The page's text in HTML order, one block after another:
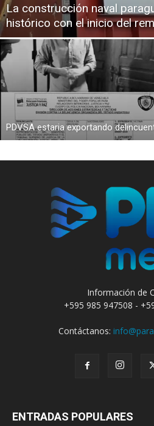
La construcción naval
histórico con el inicio del
PDVSA estaria exportando
Información de
+595 985 947508 -
Contáctanos:
ENTRADAS POPULARES